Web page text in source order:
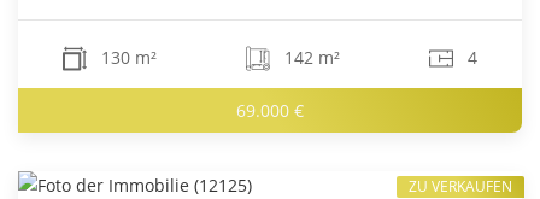
130 m² 142 m² 4
69.000 €
ZU VERKAUFEN